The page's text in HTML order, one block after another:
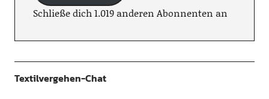
Schließe dich 1.019 anderen Abonnenten an
Textilvergehen-Chat